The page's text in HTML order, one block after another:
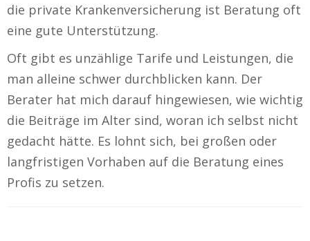
die private Krankenversicherung ist Beratung oft
eine gute Unterstützung.
Oft gibt es unzählige Tarife und Leistungen, die
man alleine schwer durchblicken kann. Der
Berater hat mich darauf hingewiesen, wie wichtig
die Beiträge im Alter sind, woran ich selbst nicht
gedacht hätte. Es lohnt sich, bei großen oder
langfristigen Vorhaben auf die Beratung eines
Profis zu setzen.